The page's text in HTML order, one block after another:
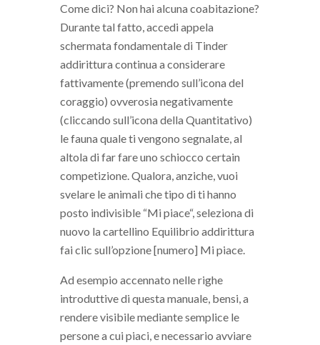
Come dici? Non hai alcuna coabitazione?
Durante tal fatto, accedi appela
schermata fondamentale di Tinder
addirittura continua a considerare
fattivamente (premendo sull’icona del
coraggio) ovverosia negativamente
(cliccando sull’icona della Quantitativo)
le fauna quale ti vengono segnalate, al
altola di far fare uno schiocco certain
competizione. Qualora, anziche, vuoi
svelare le animali che tipo di ti hanno
posto indivisible “Mi piace“, seleziona di
nuovo la cartellino Equilibrio addirittura
fai clic sull’opzione [numero] Mi piace.
Ad esempio accennato nelle righe
introduttive di questa manuale, bensi, a
rendere visibile mediante semplice le
persone a cui piaci, e necessario avviare